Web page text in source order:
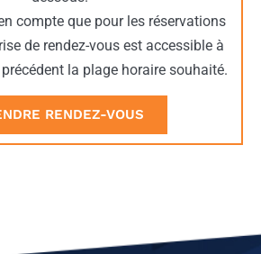
compte que pour les réservations
de rendez-vous est accessible à
la plage horaire souhaité.
RENDEZ-VOUS